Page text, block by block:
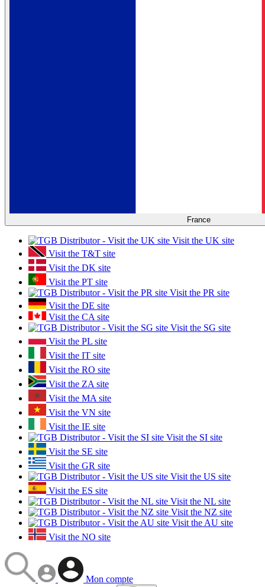
France
Visit the UK site
Visit the T&T site
Visit the DK site
Visit the PT site
Visit the PR site
Visit the DE site
Visit the CA site
Visit the SG site
Visit the PL site
Visit the IT site
Visit the RO site
Visit the ZA site
Visit the MA site
Visit the VN site
Visit the IE site
Visit the SI site
Visit the SE site
Visit the GR site
Visit the US site
Visit the ES site
Visit the NL site
Visit the NZ site
Visit the AU site
Visit the NO site
Mon compte